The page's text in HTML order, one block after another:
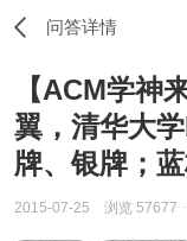
问答详情
【ACM学神
翼，清华大
牌、银牌；
2015-07-25 浏览 57677